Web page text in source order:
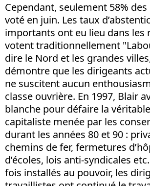
Cependant, seulement 58%
voté en juin. Les taux
importants ont eu lieu dans les
votent traditionnellement
dire le Nord et les grandes
démontre que les dirigeants
ne suscitent aucun
classe ouvrière. En 1997, Blair
blanche pour défaire la
capitaliste menée par les
durant les années 80 et 90 :
chemins de fer, fermetures
d’écoles, lois anti-syndicales
fois installés au pouvoir, les